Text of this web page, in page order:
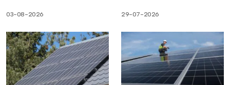
03-08-2026 29-07-2026